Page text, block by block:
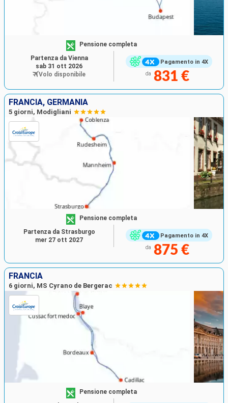
Pagamento in 4X
Pensione completa
da 831 €
Partenza da Vienna
sab 31 ott 2026
Volo disponibile
FRANCIA, GERMANIA
5 giorni, Modigliani
Pagamento in 4X
Pensione completa
da 875 €
Partenza da Strasburgo
mer 27 ott 2027
FRANCIA
6 giorni, MS Cyrano de Bergerac
Pensione completa